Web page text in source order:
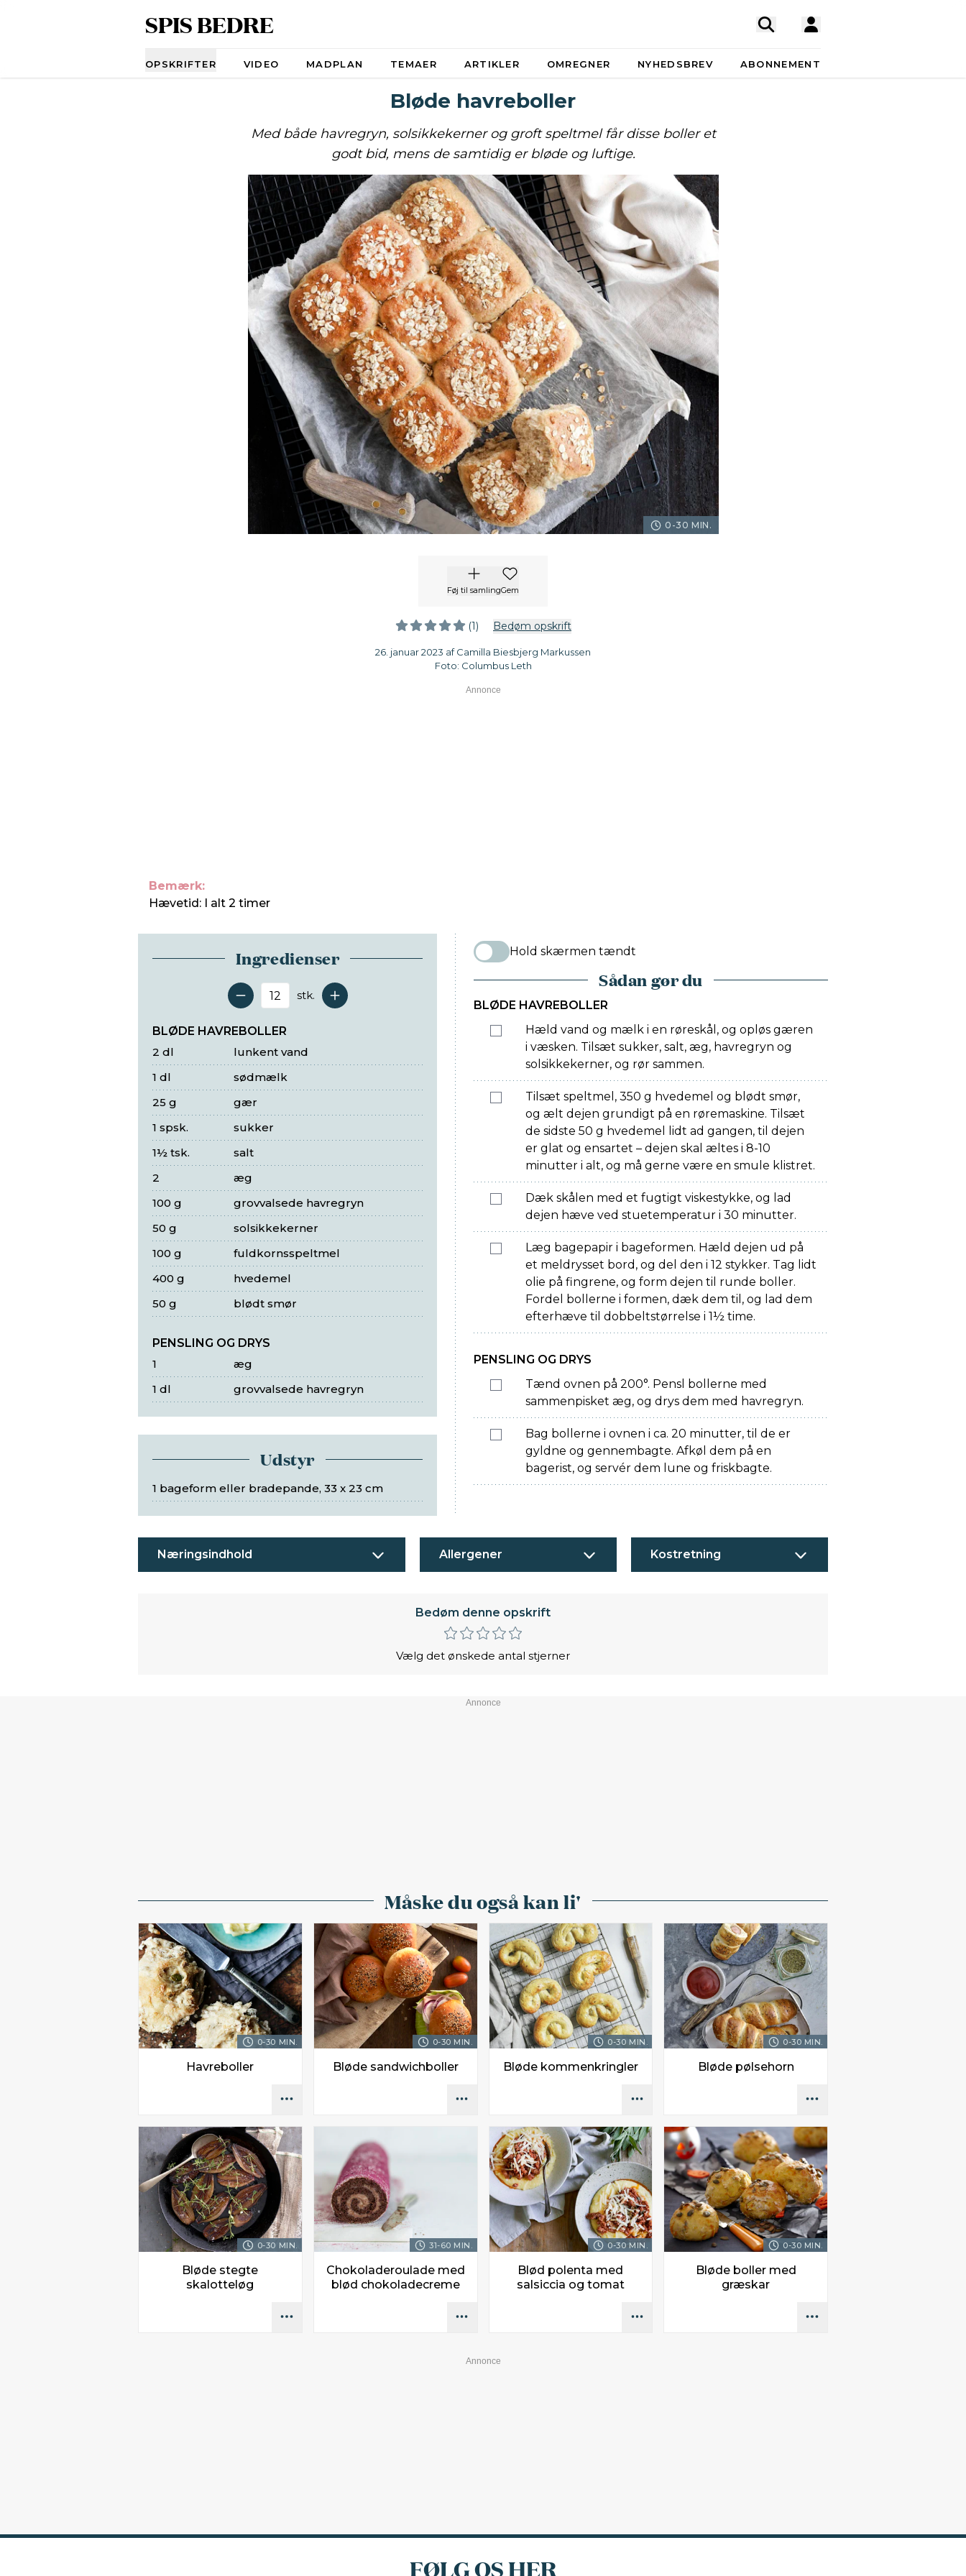
SPIS BEDRE
OPSKRIFTER VIDEO MADPLAN TEMAER ARTIKLER OMREGNER NYHEDSBREV ABONNEMENT
Bløde havreboller
Med både havregryn, solsikkekerner og groft speltmel får disse boller et
godt bid, mens de samtidig er bløde og luftige.
0-30 MIN.
Føj til samlingGem
(1) Bedøm opskrift
26. januar 2023 af Camilla Biesbjerg Markussen
Foto: Columbus Leth
Bemærk:
Hævetid: I alt 2 timer
Ingredienser
Antal serveringer
stk.
BLØDE HAVREBOLLER
lunkent vand
2 dl
sødmælk
1 dl
gær
25 g
sukker
1 spsk.
salt
1½ tsk.
æg
2
grovvalsede havregryn
100 g
solsikkekerner
50 g
fuldkornsspeltmel
100 g
hvedemel
400 g
blødt smør
50 g
PENSLING OG DRYS
æg
1
grovvalsede havregryn
1 dl
Udstyr
1 bageform eller bradepande, 33 x 23 cm
Hold skærmen tændt
Sådan gør du
BLØDE HAVREBOLLER
Hæld vand og mælk i en røreskål, og opløs gæren
i væsken. Tilsæt sukker, salt, æg, havregryn og
solsikkekerner, og rør sammen.
Tilsæt speltmel, 350 g hvedemel og blødt smør,
og ælt dejen grundigt på en røremaskine. Tilsæt
de sidste 50 g hvedemel lidt ad gangen, til dejen
er glat og ensartet – dejen skal æltes i 8-10
minutter i alt, og må gerne være en smule klistret.
Dæk skålen med et fugtigt viskestykke, og lad
dejen hæve ved stuetemperatur i 30 minutter.
Læg bagepapir i bageformen. Hæld dejen ud på
et meldrysset bord, og del den i 12 stykker. Tag lidt
olie på fingrene, og form dejen til runde boller.
Fordel bollerne i formen, dæk dem til, og lad dem
efterhæve til dobbeltstørrelse i 1½ time.
PENSLING OG DRYS
Tænd ovnen på 200°. Pensl bollerne med
sammenpisket æg, og drys dem med havregryn.
Bag bollerne i ovnen i ca. 20 minutter, til de er
gyldne og gennembagte. Afkøl dem på en
bagerist, og servér dem lune og friskbagte.
Næringsindhold Allergener Kostretning
Bedøm denne opskrift
Vælg det ønskede antal stjerner
Måske du også kan li'
0-30 MIN.
Havreboller
0-30 MIN.
Bløde sandwichboller
0-30 MIN.
Bløde kommenkringler
0-30 MIN.
Bløde pølsehorn
0-30 MIN.
Bløde stegte
skalotteløg
31-60 MIN.
Chokoladeroulade med
blød chokoladecreme
0-30 MIN.
Blød polenta med
salsiccia og tomat
0-30 MIN.
Bløde boller med
græskar
FØLG OS HER